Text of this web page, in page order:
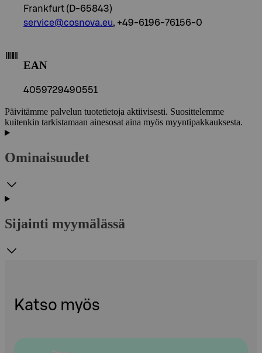
Frankfurt (D-65843)
service@cosnova.eu, +49-6196-76156-0
EAN
4059729490551
Päivitämme palvelun tuotetietoja aktiivisesti. Suosittelemme
kuitenkin tarkistamaan ainesosat aina myös myyntipakkauksesta.
Ominaisuudet
Sijainti myymälässä
Katso myös